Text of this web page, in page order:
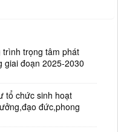
trọng tâm phát
giai đoạn 2025-2030
tổ chức sinh hoạt
đức,phong